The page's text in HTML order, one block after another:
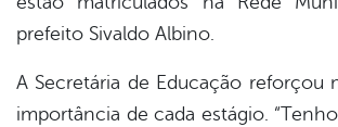
prefeito Sivaldo Albino.
A Secretária de Educação reforçou
importância de cada estágio.